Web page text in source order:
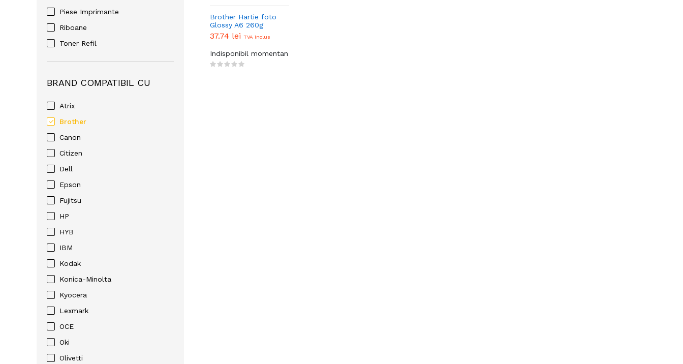
Piese Imprimante
Riboane
Toner Refil
BRAND COMPATIBIL CU
Atrix
Brother
Canon
Citizen
Dell
Epson
Fujitsu
HP
HYB
IBM
Kodak
Konica-Minolta
Kyocera
Lexmark
OCE
Oki
Olivetti
Brother Hartie foto
Glossy A6 260g
20buc/pack
37.74 lei TVA inclus
Indisponibil momentan